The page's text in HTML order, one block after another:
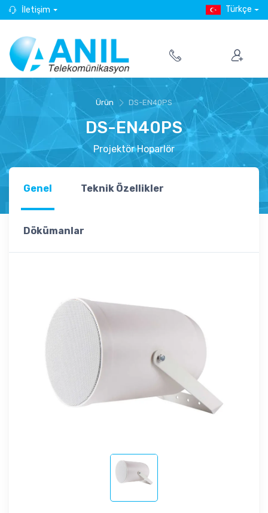
İletişim Türkçe
Ürün DS-EN40PS
DS-EN40PS
Projektör Hoparlör
Genel Teknik Özellikler
Dökümanlar